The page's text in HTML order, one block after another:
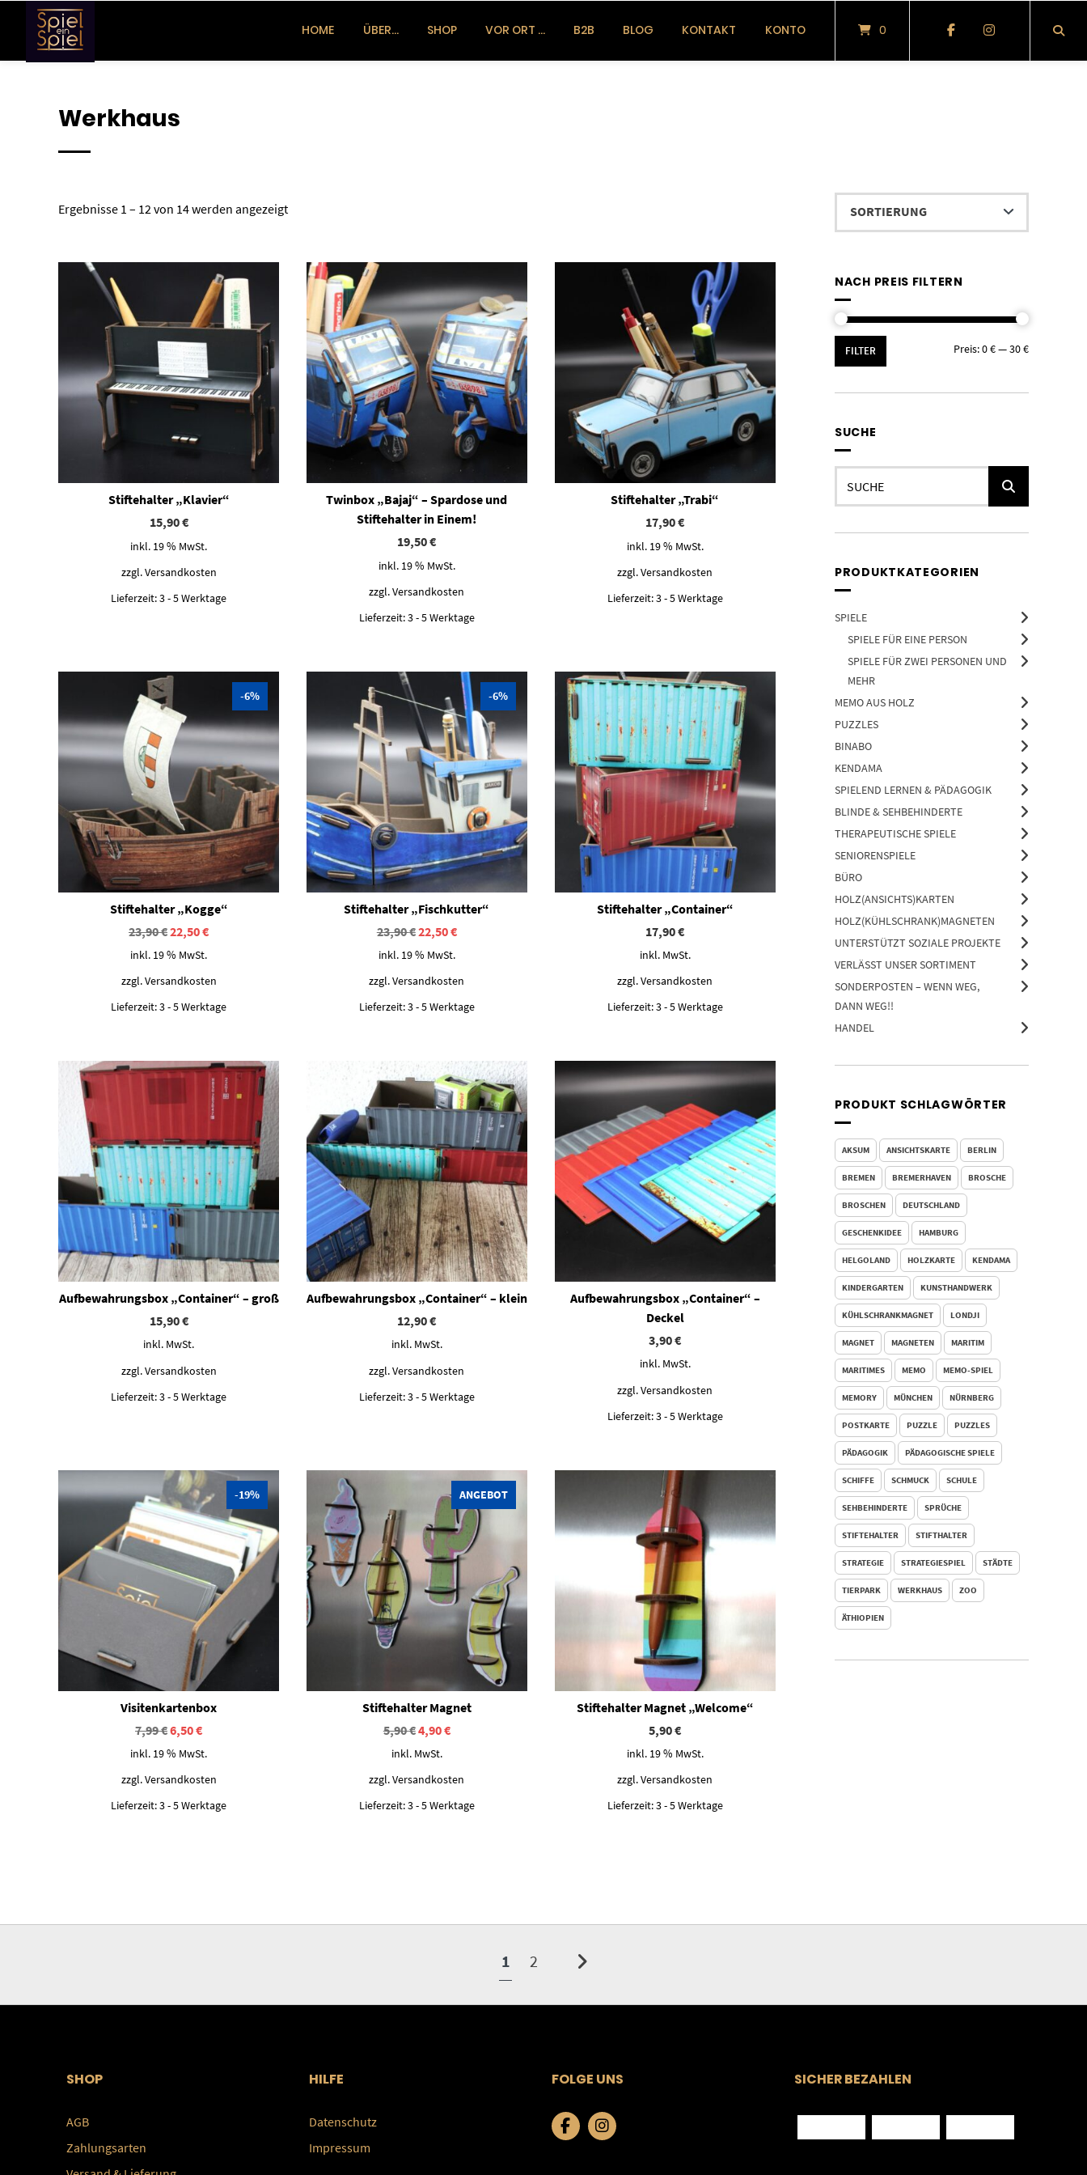
Springe
HOME ÜBER… SHOP VOR ORT … B2B BLOG KONTAKT KONTO 0
Werkhaus
Ergebnisse 1 – 12 von 14 werden angezeigt
Stiftehalter „Klavier“
15,90€
inkl. 19 % MwSt.
zzgl.Versandkosten
Lieferzeit:3 - 5 Werktage
Twinbox „Bajaj“ – Spardose und
Stiftehalter in Einem!
19,50€
inkl. 19 % MwSt.
zzgl.Versandkosten
Lieferzeit:3 - 5 Werktage
Stiftehalter „Trabi“
17,90€
inkl. 19 % MwSt.
zzgl.Versandkosten
Lieferzeit:3 - 5 Werktage
-6%
Stiftehalter „Kogge“
23,90€Ursprünglicher
Preis
war:
22,50€Aktueller
inkl. 19 % MwSt.
zzgl.Versandkosten
Lieferzeit:3 - 5 Werktage
-6%
Stiftehalter „Fischkutter“
23,90€Ursprünglicher
Preis
war:
22,50€Aktueller
inkl. 19 % MwSt.
zzgl.Versandkosten
Lieferzeit:3 - 5 Werktage
Dieses Produkt weist mehrere Varianten auf. Die Optionen können auf der Produktseite gewählt werden
Stiftehalter „Container“
17,90€
inkl. MwSt.
zzgl.Versandkosten
Lieferzeit:3 - 5 Werktage
Dieses Produkt weist mehrere Varianten auf. Die Optionen können auf der Produktseite gewählt werden
Aufbewahrungsbox „Container“ – groß
15,90€
inkl. MwSt.
zzgl.Versandkosten
Lieferzeit:3 - 5 Werktage
Dieses Produkt weist mehrere Varianten auf. Die Optionen können auf der Produktseite gewählt werden
Aufbewahrungsbox „Container“ – klein
12,90€
inkl. MwSt.
zzgl.Versandkosten
Lieferzeit:3 - 5 Werktage
Dieses Produkt weist mehrere Varianten auf. Die Optionen können auf der Produktseite gewählt werden
Aufbewahrungsbox „Container“ –
Deckel
3,90€
inkl. MwSt.
zzgl.Versandkosten
Lieferzeit:3 - 5 Werktage
-19%
Visitenkartenbox
7,99€Ursprünglicher
Preis
war:
6,50€Aktueller
ist:
inkl. 19 % MwSt.
zzgl.Versandkosten
Lieferzeit:3 - 5 Werktage
Dieses Produkt weist mehrere Varianten auf. Die Optionen können auf der Produktseite gewählt werden
ANGEBOT
Stiftehalter Magnet
5,90€Ursprünglicher
Preis
war:
4,90€Aktueller
inkl. MwSt.
zzgl.Versandkosten
Lieferzeit:3 - 5 Werktage
Stiftehalter Magnet „Welcome“
5,90€
inkl. 19 % MwSt.
zzgl.Versandkosten
Lieferzeit:3 - 5 Werktage
NACH PREIS FILTERN
Min.
Max.
FILTER Preis:0 €—30 €
SUCHE
nach:
PRODUKTKATEGORIEN
SPIELE
SPIELE FÜR EINE PERSON
SPIELE FÜR ZWEI PERSONEN UND
MEHR
MEMO AUS HOLZ
PUZZLES
BINABO
KENDAMA
SPIELEND LERNEN & PÄDAGOGIK
BLINDE & SEHBEHINDERTE
THERAPEUTISCHE SPIELE
SENIORENSPIELE
BÜRO
HOLZ(ANSICHTS)KARTEN
HOLZ(KÜHLSCHRANK)MAGNETEN
UNTERSTÜTZT SOZIALE PROJEKTE
VERLÄSST UNSER SORTIMENT
SONDERPOSTEN – WENN WEG,
DANN WEG!!
HANDEL
PRODUKT SCHLAGWÖRTER
AKSUM ANSICHTSKARTE BERLIN
BREMEN BREMERHAVEN BROSCHE
BROSCHEN DEUTSCHLAND
GESCHENKIDEE HAMBURG
HELGOLAND HOLZKARTE KENDAMA
KINDERGARTEN KUNSTHANDWERK
KÜHLSCHRANKMAGNET LONDJI
MAGNET MAGNETEN MARITIM
MARITIMES MEMO MEMO-SPIEL
MEMORY MÜNCHEN NÜRNBERG
POSTKARTE PUZZLE PUZZLES
PÄDAGOGIK PÄDAGOGISCHE SPIELE
SCHIFFE SCHMUCK SCHULE
SEHBEHINDERTE SPRÜCHE
STIFTEHALTER STIFTHALTER
STRATEGIE STRATEGIESPIEL STÄDTE
TIERPARK WERKHAUS ZOO
ÄTHIOPIEN
1 2
SHOP
AGB
Zahlungsarten
HILFE
Datenschutz
Impressum
FOLGE UNS SICHER BEZAHLEN